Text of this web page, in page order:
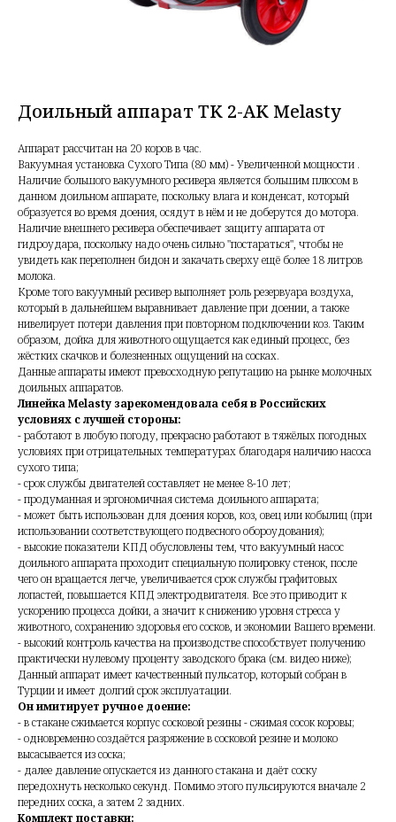
Доильный аппарат TK 2-AK Melasty
Аппарат рассчитан на 20 коров в час.
Вакуумная установка Сухого Типа (80 мм) - Увеличенной мощности .
Наличие большого вакуумного ресивера является большим плюсом в
данном доильном аппарате, поскольку влага и конденсат, который
образуется во время доения, осядут в нём и не доберутся до мотора.
Наличие внешнего ресивера обеспечивает защиту аппарата от
гидроудара, поскольку надо очень сильно "постараться", чтобы не
увидеть как переполнен бидон и закачать сверху ещё более 18 литров
молока.
Кроме того вакуумный ресивер выполняет роль резервуара воздуха,
который в дальнейшем выравнивает давление при доении, а также
нивелирует потери давления при повторном подключении коз. Таким
образом, дойка для животного ощущается как единый процесс, без
жёстких скачков и болезненных ощущений на сосках.
Данные аппараты имеют превосходную репутацию на рынке молочных
доильных аппаратов.
Линейка Melasty зарекомендовала себя в Российских
условиях с лучшей стороны:
- работают в любую погоду, прекрасно работают в тяжёлых погодных
условиях при отрицательных температурах благодаря наличию насоса
сухого типа;
- срок службы двигателей составляет не менее 8-10 лет;
- продуманная и эргономичная система доильного аппарата;
- может быть использован для доения коров, коз, овец или кобылиц (при
использовании соответствующего подвесного обороудования);
- высокие показатели КПД обусловлены тем, что вакуумный насос
доильного аппарата проходит специальную полировку стенок, после
чего он вращается легче, увеличивается срок службы графитовых
лопастей, повышается КПД электродвигателя. Все это приводит к
ускорению процесса дойки, а значит к снижению уровня стресса у
животного, сохранению здоровья его сосков, и экономии Вашего времени.
- высокий контроль качества на производстве способствует получению
практически нулевому проценту заводского брака (см. видео ниже);
Данный аппарат имеет качественный пульсатор, который собран в
Турции и имеет долгий срок эксплуатации.
Он имитирует ручное доение:
- в стакане сжимается корпус сосковой резины - сжимая сосок коровы;
- одновременно создаётся разряжение в сосковой резине и молоко
высасывается из соска;
- далее давление опускается из данного стакана и даёт соску
передохнуть несколько секунд. Помимо этого пульсируются вначале 2
передних соска, а затем 2 задних.
Комплект поставки: